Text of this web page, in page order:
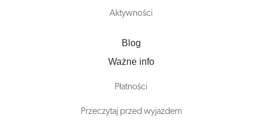
Aktywności
Blog
Ważne info
Płatności
Przeczytaj przed wyjazdem